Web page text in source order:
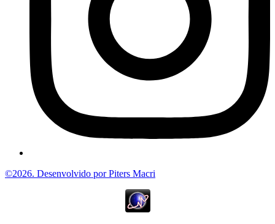
©2026. Desenvolvido por Piters Macri